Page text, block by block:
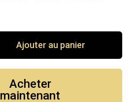
Ajouter au panier
Acheter
maintenant